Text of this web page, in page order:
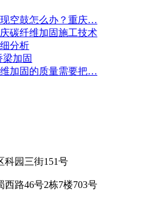
空鼓怎么办？重庆…
碳纤维加固施工技术
分析
加固
加固的质量需要把…
科园三街151号
路46号2栋7楼703号